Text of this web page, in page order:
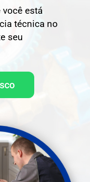
você está
técnica no
seu